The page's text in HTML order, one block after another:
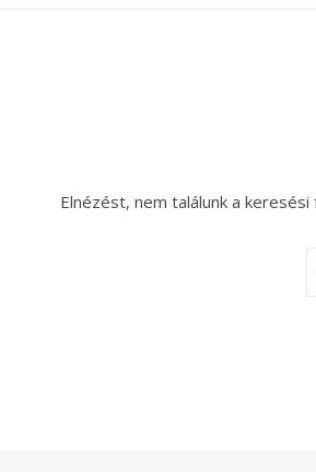
Elnézést, nem találunk a